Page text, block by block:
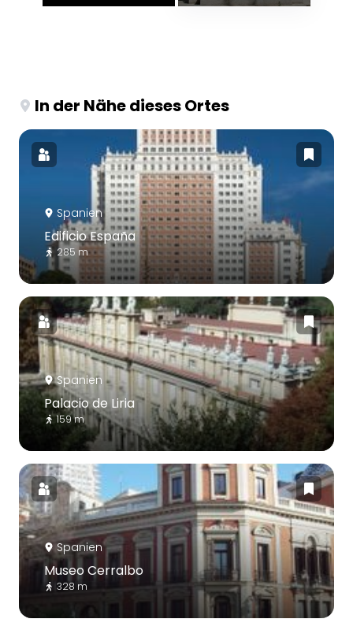
In der Nähe dieses Ortes
Spanien
Edificio España
285 m
Spanien
Palacio de Liria
159 m
Spanien
Museo Cerralbo
328 m